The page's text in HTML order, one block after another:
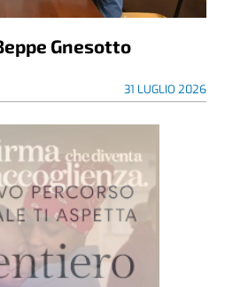
Gnesotto
31 LUGLIO 2026